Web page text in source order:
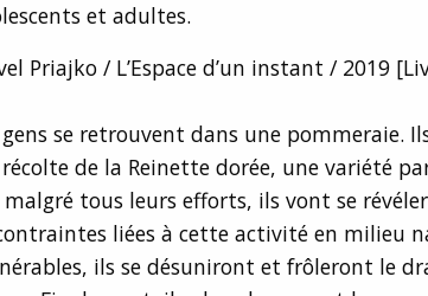
et adultes.
Priajko / L’Espace d’un instant / 2019
se retrouvent dans une pommeraie.
de la Reinette dorée, une variété
tous leurs efforts, ils vont se
liées à cette activité en milieu
ils se désuniront et frôleront le